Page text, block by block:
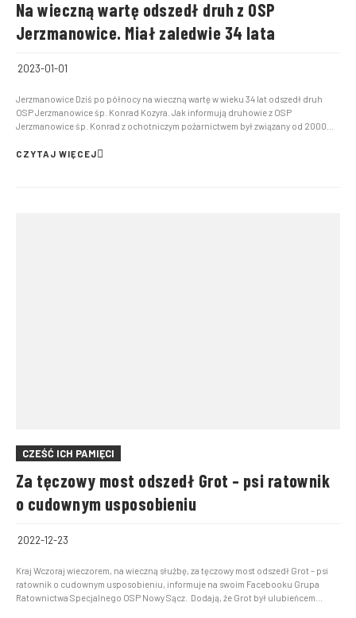
Na wieczną wartę odszedł druh z OSP
Jerzmanowice. Miał zaledwie 34 lata
2023-01-01
Jerzmanowice Dziś po północy na wieczną wartę w wieku 34 lat odszedł druh
OSP Jerzmanowice śp. Konrad Kozyra. Jak informują druhowie z OSP
Jerzmanowice śp. Konrad z ochotniczym pożarnictwem był związany od 2000
wstąpił w 2013 roku, gdzie jako strażak-ratownik czynnie b...
CZYTAJ WIĘCEJ
CZEŚĆ ICH PAMIĘCI
Za tęczowy most odszedł Grot – psi ratownik
o cudownym usposobieniu
2022-12-23
Kraj Wczoraj wieczorem, na wieczną służbę, za tęczowy most odszedł Grot – psi
ratownik o cudownym usposobieniu, informuje na swoim Facebooku Grupa
Ratownictwa Specjalnego OSP Nowy Sącz. Dodają, że Grot był ulubieńcem